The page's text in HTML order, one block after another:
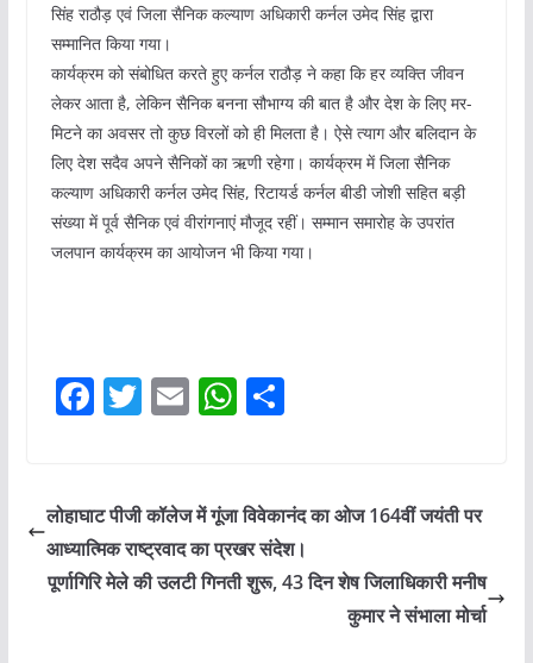
सिंह राठौड़ एवं जिला सैनिक कल्याण अधिकारी कर्नल उमेद सिंह द्वारा
सम्मानित किया गया।
कार्यक्रम को संबोधित करते हुए कर्नल राठौड़ ने कहा कि हर व्यक्ति जीवन
लेकर आता है, लेकिन सैनिक बनना सौभाग्य की बात है और देश के लिए मर-
मिटने का अवसर तो कुछ विरलों को ही मिलता है। ऐसे त्याग और बलिदान के
लिए देश सदैव अपने सैनिकों का ऋणी रहेगा। कार्यक्रम में जिला सैनिक
कल्याण अधिकारी कर्नल उमेद सिंह, रिटायर्ड कर्नल बीडी जोशी सहित बड़ी
संख्या में पूर्व सैनिक एवं वीरांगनाएं मौजूद रहीं। सम्मान समारोह के उपरांत
जलपान कार्यक्रम का आयोजन भी किया गया।
F
e
b
o
T
er
E
l
W
s
A
p
S
e
लोहाघाट पीजी कॉलेज में गूंजा विवेकानंद का ओज 164वीं जयंती पर
आध्यात्मिक राष्ट्रवाद का प्रखर संदेश।
पूर्णागिरि मेले की उलटी गिनती शुरू, 43 दिन शेष जिलाधिकारी मनीष
कुमार ने संभाला मोर्चा